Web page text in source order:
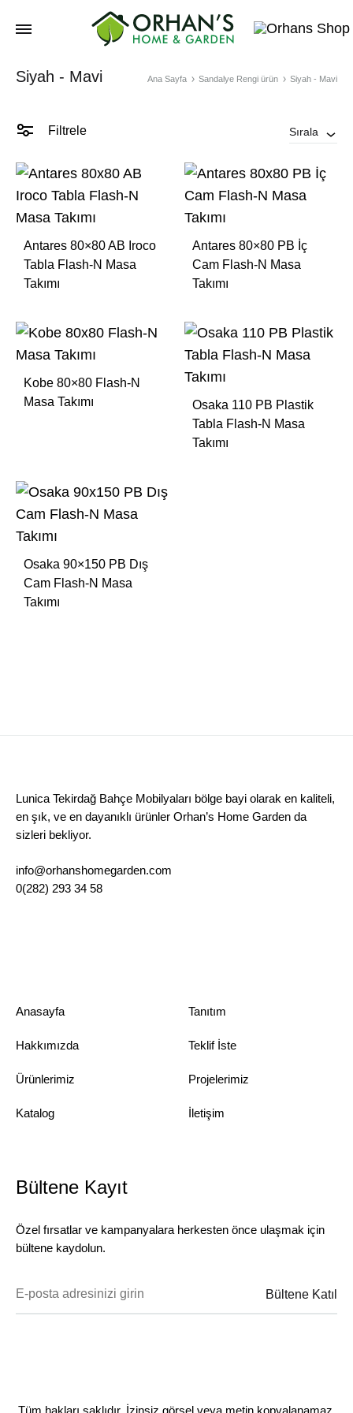
Home
Siyah - Mavi Ana Sayfa Sandalye Rengi ürün Siyah - Mavi
Filtrele Sırala
Antares 80×80 AB Iroco
Tabla Flash-N Masa
Takımı
Antares 80×80 PB İç
Cam Flash-N Masa
Takımı
Kobe 80×80 Flash-N
Masa Takımı
Osaka 110 PB Plastik
Tabla Flash-N Masa
Takımı
Osaka 90×150 PB Dış
Cam Flash-N Masa
Takımı
Lunica Tekirdağ Bahçe Mobilyaları bölge bayi olarak en kaliteli,
en şık, ve en dayanıklı ürünler Orhan’s Home Garden da
sizleri bekliyor.
info@orhanshomegarden.com
0(282) 293 34 58
Anasayfa
Hakkımızda
Ürünlerimiz
Katalog
Tanıtım
Teklif İste
Projelerimiz
İletişim
Bültene Kayıt
Özel fırsatlar ve kampanyalara herkesten önce ulaşmak için
bültene kaydolun.
Tüm hakları saklıdır. İzinsiz görsel veya metin kopyalanamaz.